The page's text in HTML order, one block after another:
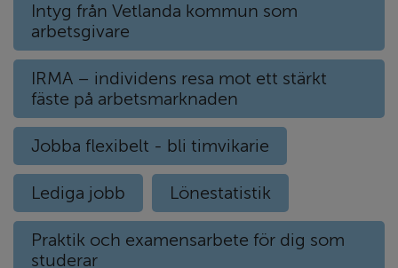
Intyg från Vetlanda kommun som
arbetsgivare
IRMA – individens resa mot ett stärkt
fäste på arbetsmarknaden
Jobba flexibelt - bli timvikarie
Lediga jobb Lönestatistik
Praktik och examensarbete för dig som
studerar